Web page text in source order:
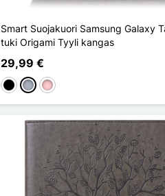
Smart Suojakuori Samsung Galaxy
tuki Origami Tyyli kangas
29,99 €
MustaHarmaa
Pinkki